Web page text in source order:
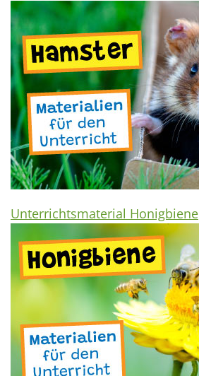
Unterrichtsmaterial Honigbiene